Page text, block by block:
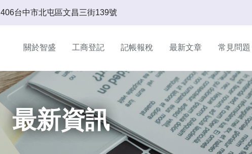
406台中市北屯區文昌三街139號
關於智盛 工商登記 記帳報稅 最新文章 常見問題
最新資訊